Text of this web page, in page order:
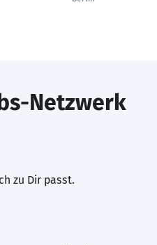
Netzwerk
zu Dir passt.